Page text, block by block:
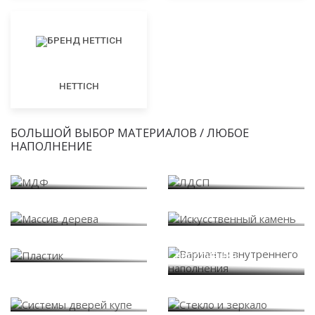
HETTICH
БОЛЬШОЙ ВЫБОР МАТЕРИАЛОВ / ЛЮБОЕ
НАПОЛНЕНИЕ
наполнения